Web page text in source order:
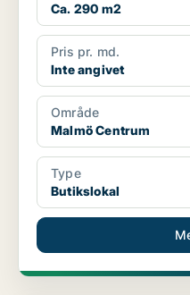
Ca. 290 m2
Pris pr. md.
Inte angivet
Område
Malmö Centrum
Type
Butikslokal